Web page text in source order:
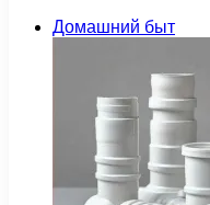
Домашний быт